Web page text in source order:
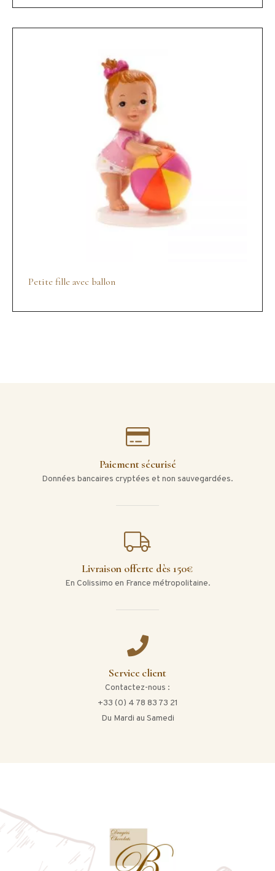
Petite fille avec ballon
Paiement sécurisé
Données bancaires cryptées et non sauvegardées.
Livraison offerte dès 150€
En Colissimo en France métropolitaine.
Service client
Contactez-nous :
+33 (0) 4 78 83 73 21
Du Mardi au Samedi